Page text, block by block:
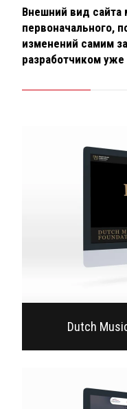
Внешний вид сайта
первоначального,
изменений самим
разработчиком
Dutch